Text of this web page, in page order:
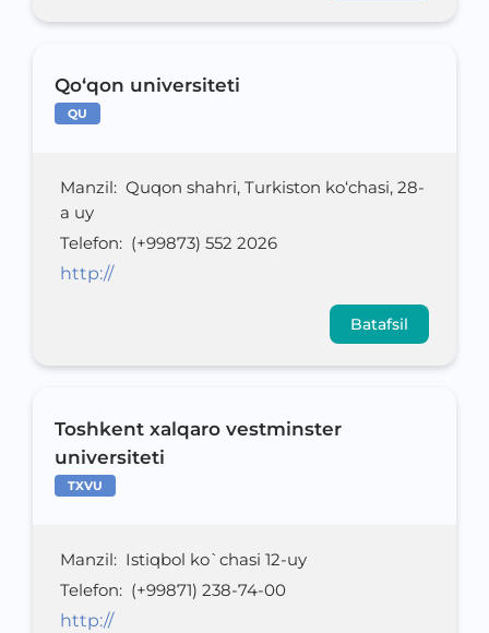
Qo‘qon universiteti
QU
Manzil: Quqon shahri, Turkiston ko‘chasi, 28-
a uy
Telefon: (+99873) 552 2026
http://
Batafsil
Toshkent xalqaro vestminster
universiteti
TXVU
Manzil: Istiqbol ko`chasi 12-uy
Telefon: (+99871) 238-74-00
http://